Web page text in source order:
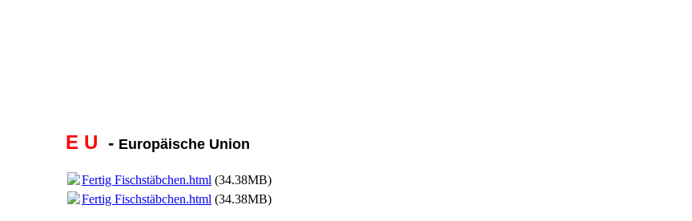
E U - Europäische Union
Fertig Fischstäbchen.html (34.38MB)
Fertig Fischstäbchen.html (34.38MB)